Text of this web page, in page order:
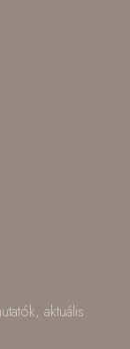
aktuális